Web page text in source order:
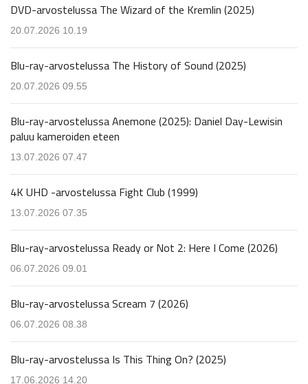
DVD-arvostelussa The Wizard of the Kremlin (2025)
20.07.2026 10.19
Blu-ray-arvostelussa The History of Sound (2025)
20.07.2026 09.55
Blu-ray-arvostelussa Anemone (2025): Daniel Day-Lewisin
paluu kameroiden eteen
13.07.2026 07.47
4K UHD -arvostelussa Fight Club (1999)
13.07.2026 07.35
Blu-ray-arvostelussa Ready or Not 2: Here I Come (2026)
06.07.2026 09.01
Blu-ray-arvostelussa Scream 7 (2026)
06.07.2026 08.38
Blu-ray-arvostelussa Is This Thing On? (2025)
17.06.2026 14.20